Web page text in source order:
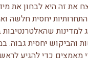
את זה היא לבחון את
יחסית חלשה
למדינות שהאלטרנטיבות
והביקוש יחסית גבוה.
מאמצים כדי להגיע